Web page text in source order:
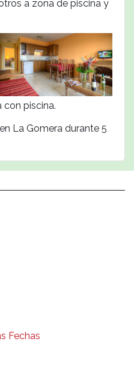
a zona de piscina y
con piscina.
La Gomera durante 5
Fechas